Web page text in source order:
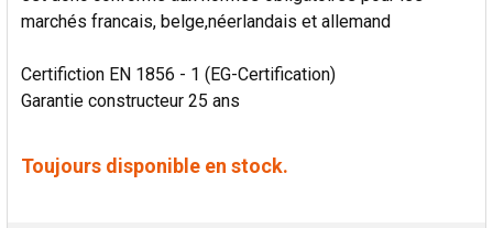
marchés francais, belge,néerlandais et allemand
Certifiction EN 1856 - 1 (EG-Certification)
Garantie constructeur 25 ans
Toujours disponible en stock.